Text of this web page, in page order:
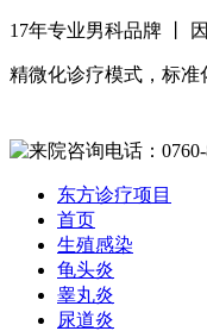
17年专业男科品牌 丨
精微化诊疗模式，标
东方诊疗项目
首页
生殖感染
龟头炎
睾丸炎
尿道炎